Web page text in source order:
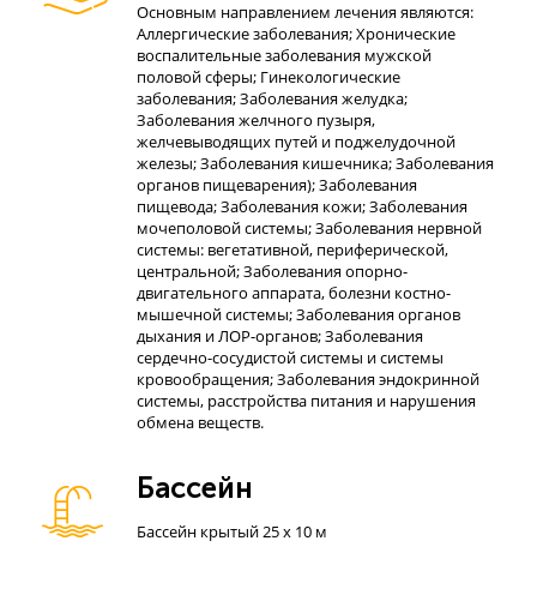
Основным направлением лечения являются:
Аллергические заболевания; Хронические
воспалительные заболевания мужской
половой сферы; Гинекологические
заболевания; Заболевания желудка;
Заболевания желчного пузыря,
желчевыводящих путей и поджелудочной
железы; Заболевания кишечника; Заболевания
органов пищеварения); Заболевания
пищевода; Заболевания кожи; Заболевания
мочеполовой системы; Заболевания нервной
системы: вегетативной, периферической,
центральной; Заболевания опорно-
двигательного аппарата, болезни костно-
мышечной системы; Заболевания органов
дыхания и ЛОР-органов; Заболевания
сердечно-сосудистой системы и системы
кровообращения; Заболевания эндокринной
системы, расстройства питания и нарушения
обмена веществ.
Бассейн
Бассейн крытый 25 х 10 м